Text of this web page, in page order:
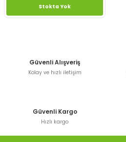
Stokta Yok
Güvenli Alışveriş
Kolay ve hızlı iletişim
Güvenli Kargo
Hızlı kargo